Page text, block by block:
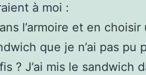
à moi :
l’armoire et en
que je n’ai pas pu
? J’ai mis le sandwich